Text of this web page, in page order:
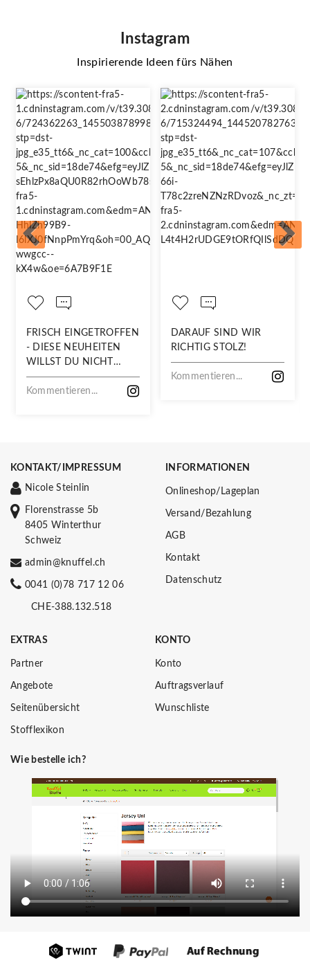
Instagram
Inspirierende Ideen fürs Nähen
FRISCH EINGETROFFEN
- DIESE NEUHEITEN
WILLST DU NICHT
VERPASSEN!
Kommentieren...
DARAUF SIND WIR
RICHTIG STOLZ!
Kommentieren...
KONTAKT/IMPRESSUM
Nicole Steinlin
Florenstrasse 5b
8405 Winterthur
Schweiz
admin@knuffel.ch
0041 (0)78 717 12 06
CHE-388.132.518
INFORMATIONEN
Onlineshop/Lageplan
Versand/Bezahlung
AGB
Kontakt
Datenschutz
EXTRAS
Partner
Angebote
Seitenübersicht
Stofflexikon
KONTO
Konto
Auftragsverlauf
Wunschliste
Wie bestelle ich?